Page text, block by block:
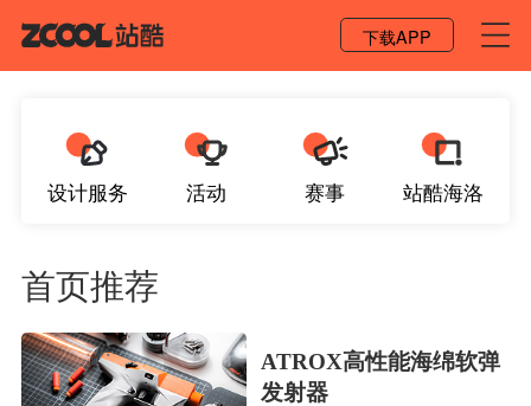
下载APP
设计服务 活动 赛事 站酷海洛
首页推荐
ATROX高性能海绵软弹
发射器